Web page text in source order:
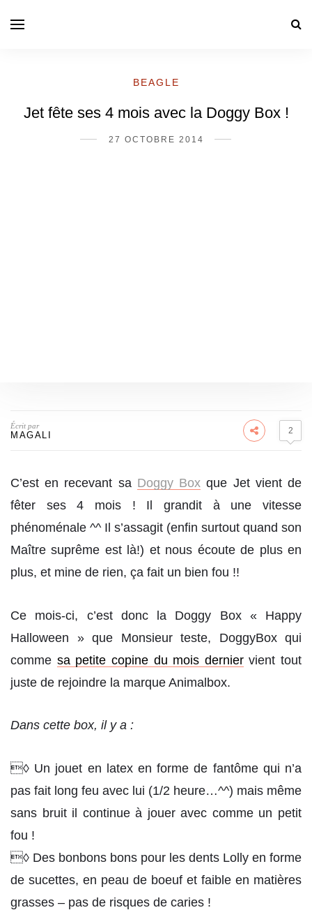
BEAGLE
Jet fête ses 4 mois avec la Doggy Box !
27 OCTOBRE 2014
Écrit par
MAGALI 2
C’est en recevant sa Doggy Box que Jet vient de
fêter ses 4 mois ! Il grandit à une vitesse
phénoménale ^^ Il s’assagit (enfin surtout quand son
Maître suprême est là!) et nous écoute de plus en
plus, et mine de rien, ça fait un bien fou !!
Ce mois-ci, c’est donc la Doggy Box « Happy
Halloween » que Monsieur teste, DoggyBox qui
comme sa petite copine du mois derniervient tout
juste de rejoindre la marque Animalbox.
Dans cette box, il y a :
◊ Un jouet en latex en forme de fantôme qui n’a
pas fait long feu avec lui (1/2 heure…^^) mais même
sans bruit il continue à jouer avec comme un petit
fou !
◊ Des bonbons bons pour les dents Lolly en forme
de sucettes, en peau de boeuf et faible en matières
grasses – pas de risques de caries !